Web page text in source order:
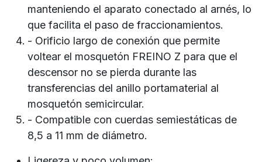
manteniendo el aparato conectado al arnés, lo
que facilita el paso de fraccionamientos.
- Orificio largo de conexión que permite
voltear el mosquetón FREINO Z para que el
descensor no se pierda durante las
transferencias del anillo portamaterial al
mosquetón semicircular.
- Compatible con cuerdas semiestáticas de
8,5 a 11 mm de diámetro.